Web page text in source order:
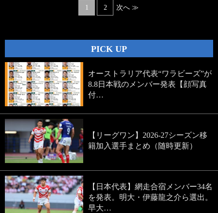
1 2 次へ ≫
PICK UP
オーストラリア代表“ワラビーズ”が
8.8日本戦のメンバー発表【顔写真
付…
【リーグワン】2026-27シーズン移
籍加入選手まとめ（随時更新）
【日本代表】網走合宿メンバー34名
を発表。明大・伊藤龍之介ら選出。
早大…